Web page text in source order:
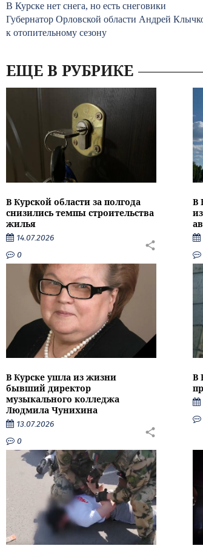
В Курске нет снега, но есть снеговики
Губернатор Орловской области Андрей
к отопительному сезону
ЕЩЕ В РУБРИКЕ
В Курской области за полгода
снизились темпы строительства
жилья
14.07.2026
0
В
В Курске ушла из жизни
бывший директор
музыкального колледжа
Людмила Чунихина
13.07.2026
0
В